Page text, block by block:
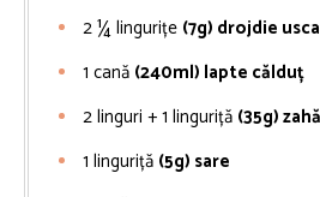
2 ¼lingurițe (7g) drojdie
1 cană (240ml) lapte călduț
2 linguri + 1 linguriță (35g)
1 linguriță (5g) sare